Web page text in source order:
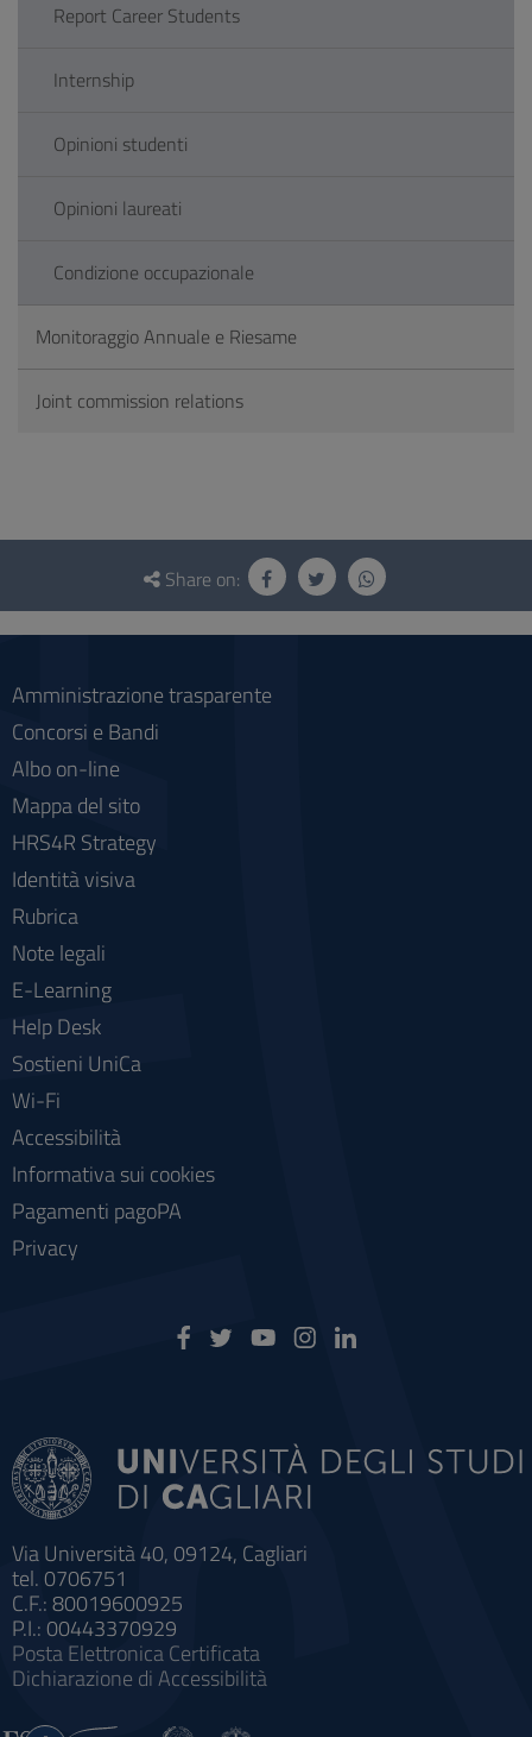
Report Career Students
Internship
Opinioni studenti
Opinioni laureati
Condizione occupazionale
Monitoraggio Annuale e Riesame
Joint commission relations
Questionnaire
social
Share on:
Via Università 40, 09124, Cagliari
tel. 0706751
C.F.: 80019600925
P.I.: 00443370929
Posta Elettronica Certificata
Dichiarazione di Accessibilità
Amministrazione trasparente
Concorsi e Bandi
Albo on-line
Mappa del sito
HRS4R Strategy
Identità visiva
Rubrica
Note legali
E-Learning
Help Desk
Sostieni UniCa
Wi-Fi
Accessibilità
Informativa sui cookies
Pagamenti pagoPA
Privacy